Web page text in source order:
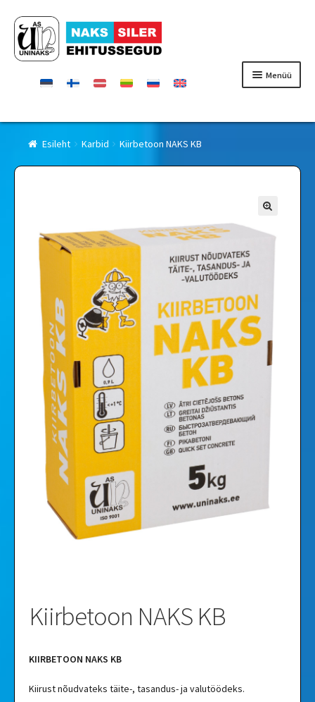
Liigu
navigeerimisele
Liigu
sisu
juurde
Menüü
Esileht
Kontaktid
Edasimüüjad
Firmast
Videod
Galerii
Esileht Karbid Kiirbetoon NAKS KB
Kiirbetoon NAKS KB
KIIRBETOON NAKS KB
Kiirust nõudvateks täite-, tasandus- ja valutöödeks.